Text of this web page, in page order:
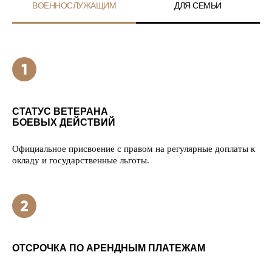
ВОЕННОСЛУЖАЩИМ ДЛЯ СЕМЬИ
СТАТУС ВЕТЕРАНА
БОЕВЫХ ДЕЙСТВИЙ
Официальное присвоение с правом на регулярные доплаты к
окладу и государственные льготы.
ОТСРОЧКА ПО АРЕНДНЫМ ПЛАТЕЖАМ